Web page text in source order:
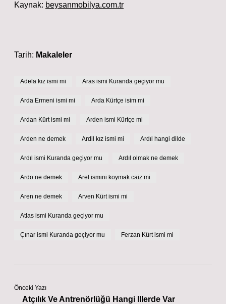
Kaynak: beysanmobilya.com.tr
Tarih: Makaleler
Adela kız ismi mi Aras ismi Kuranda geçiyor mu
Arda Ermeni ismi mi Arda Kürtçe isim mi
Ardan Kürt ismi mi Arden ismi Kürtçe mi
Arden ne demek Ardil kız ismi mi Ardıl hangi dilde
Ardıl ismi Kuranda geçiyor mu Ardıl olmak ne demek
Ardo ne demek Arel ismini koymak caiz mi
Aren ne demek Arven Kürt ismi mi
Atlas ismi Kuranda geçiyor mu
Çınar ismi Kuranda geçiyor mu Ferzan Kürt ismi mi
Önceki Yazı
Atçılık Ve Antrenörlüğü Hangi Illerde Var